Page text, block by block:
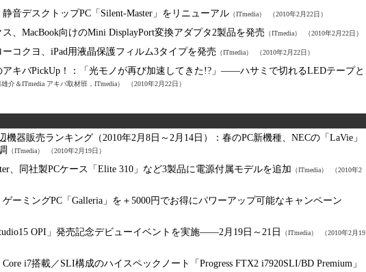
音デスクトップPC「Silent-Master」をリニューアル （ITmedia） （2010年2月22日）
、MacBook向けのMini DisplayPort変換アダプタ2製品を発売 （ITmedia） （2010年2月22日）
コクヨ、iPad用液晶保護フィルム3タイプを発売 （ITmedia） （2010年2月22日）
キバPickUp！：
「光モノが再び加速してきた!?」――ハサミで切れるLEDテープと
雄介＆ITmedia アキバ取材班，ITmedia） （2010年2月22日）
機器販売ランキング（2010年2月8日～2月14日）： 春のPC新機種、NECの「LaVie」
（ITmedia） （2010年2月19日）
、同社製PCケース「Elite 310」など3製品に電源付属モデルを追加 （ITmedia） （2010年2
ゲーミングPC「Galleria」を＋5000円でお得にパワーアップ可能なキャンペーン
OPI」発売記念デビューイベントを実施――2月19日～21日 （ITmedia） （2010年2月19
i7搭載／SLI構成のハイスペックノート「Progress FTX2 i7920SLI/BD Premium」